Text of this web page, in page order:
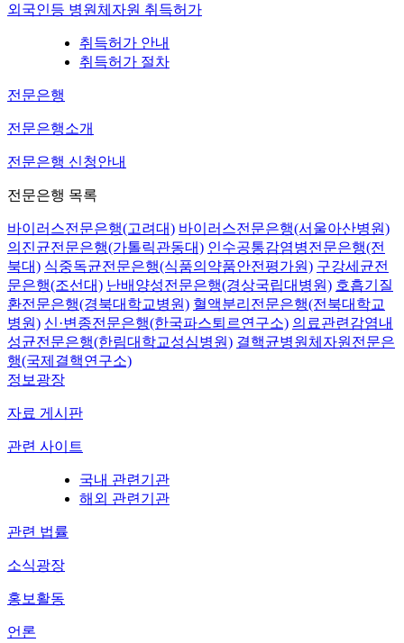
외국인등 병원체자원 취득허가
취득허가 안내
취득허가 절차
전문은행
전문은행소개
전문은행 신청안내
전문은행 목록
바이러스전문은행(고려대) 바이러스전문은행(서울아산병원)
의진균전문은행(가톨릭관동대) 인수공통감염병전문은행(전
북대) 식중독균전문은행(식품의약품안전평가원) 구강세균전
문은행(조선대) 난배양성전문은행(경상국립대병원) 호흡기질
환전문은행(경북대학교병원) 혈액분리전문은행(전북대학교
병원) 신·변종전문은행(한국파스퇴르연구소) 의료관련감염내
성균전문은행(한림대학교성심병원) 결핵균병원체자원전문은
행(국제결핵연구소)
정보광장
자료 게시판
관련 사이트
국내 관련기관
해외 관련기관
관련 법률
소식광장
홍보활동
언론